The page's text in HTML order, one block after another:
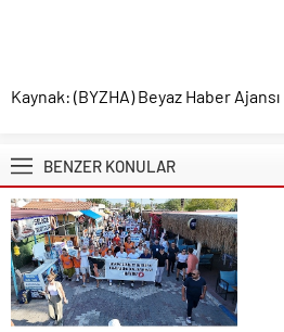
Kaynak: (BYZHA) Beyaz Haber Ajansı
BENZER KONULAR